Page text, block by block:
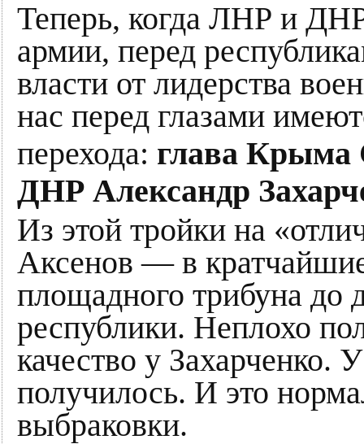
Теперь, когда ЛНР и
армии, перед
власти от лидерства
нас перед глазами
перехода: глава Крыма
ДНР Александр
Из этой тройки на
Аксенов — в
площадного трибуна до
республики. Неплохо
качество у
получилось. И это
выбраковки.